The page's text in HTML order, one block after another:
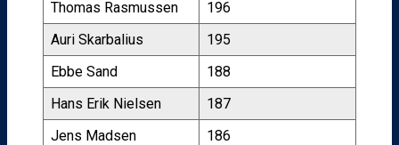
Thomas Rasmussen
196
Auri Skarbalius
195
Ebbe Sand
188
Hans Erik Nielsen
187
Jens Madsen
186